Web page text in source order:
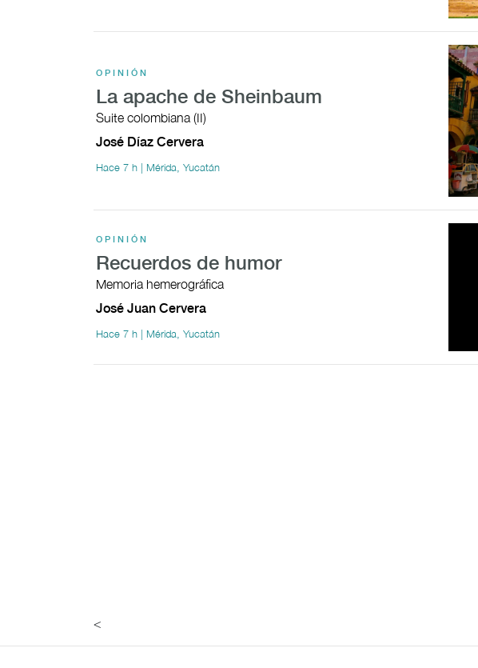
OPINIÓN
La apache de Sheinbaum
Suite colombiana (II)
José Díaz Cervera
Hace 7 h | Mérida, Yucatán
OPINIÓN
Recuerdos de humor
Memoria hemerográfica
José Juan Cervera
Hace 7 h | Mérida, Yucatán
<